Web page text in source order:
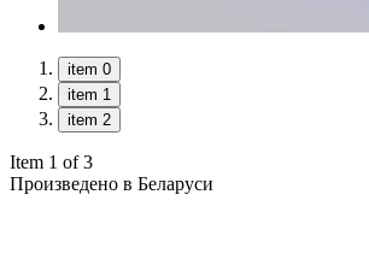
item 0
item 1
item 2
Item 1 of 3
Произведено в Беларуси